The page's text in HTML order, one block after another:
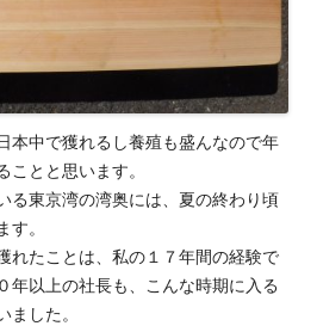
本中で獲れるし養殖も盛んなので年
ことと思います。
る東京湾の湾奥には、夏の終わり頃
す。
れたことは、私の１７年間の経験で
年以上の社長も、こんな時期に入る
ました。